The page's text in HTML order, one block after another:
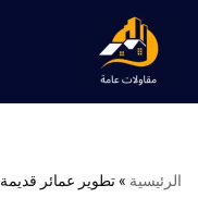
تخطى
الرئيسية »تطوير عمائر قديمة